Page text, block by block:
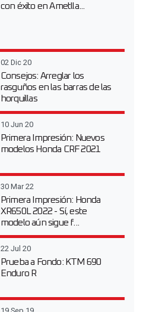
con éxito en Ametlla...
02 Dic 20
Consejos: Arreglar los
rasguños en las barras de las
horquillas
10 Jun 20
Primera Impresión: Nuevos
modelos Honda CRF 2021
30 Mar 22
Primera Impresión: Honda
XR650L 2022 - Sí, este
modelo aún sigue f...
22 Jul 20
Prueba a Fondo: KTM 690
Enduro R